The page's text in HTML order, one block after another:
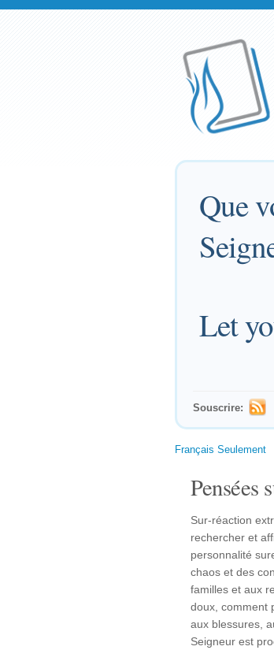
Que
Let
Souscrire:
Français Seulement
Pensées
Sur-réaction
rechercher et
personnalité
chaos et des
familles et aux
doux, comment
aux blessures,
Seigneur est